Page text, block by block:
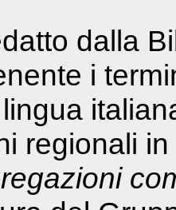
dalla
i
regionali